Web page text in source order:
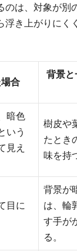
のは、対象が別
浮き上がりにく
合
背景
暗色
いう
見え
樹皮や
たとき
味を持
目に
背景が
は、輪
す手が
る。